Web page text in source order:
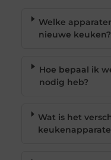
Welke
nieuwe keuken?
Hoe bepaal ik
nodig heb?
Wat is het